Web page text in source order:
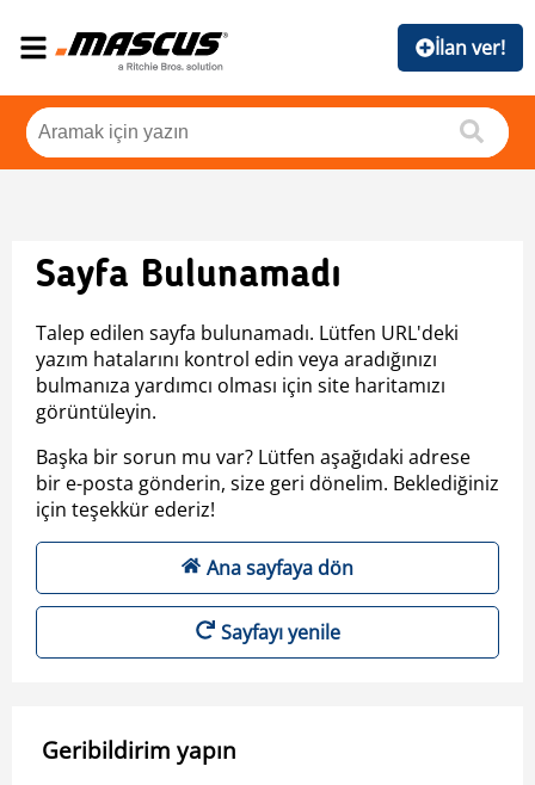
İlan ver!
Sayfa Bulunamadı
Talep edilen sayfa bulunamadı. Lütfen URL'deki
yazım hatalarını kontrol edin veya aradığınızı
bulmanıza yardımcı olması için site haritamızı
görüntüleyin.
Başka bir sorun mu var? Lütfen aşağıdaki adrese
bir e-posta gönderin, size geri dönelim. Beklediğiniz
için teşekkür ederiz!
Ana sayfaya dön
Sayfayı yenile
Geribildirim yapın